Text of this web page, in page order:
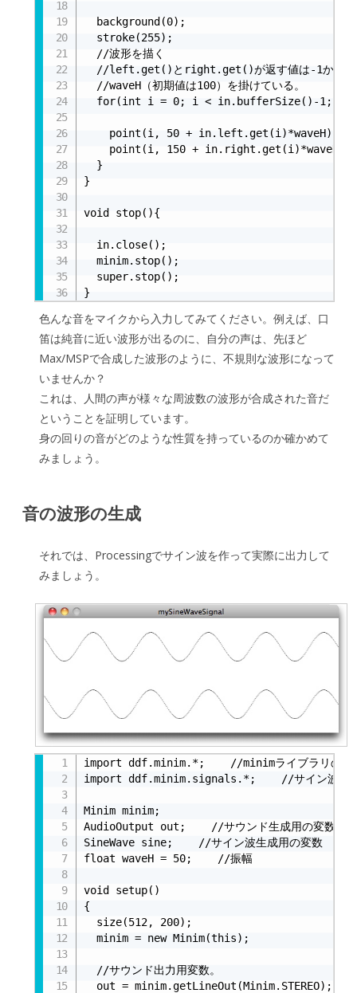
  background(0);
  stroke(255);
  //波形を描く
//left.get()とright.get()が返す値は-1から+1
  //waveH（初期値は100）を掛けている。
for(int i = 0; i < in.bufferSize()-1;
    point(i, 50 + in.left.get(i)*waveH);	//左の音声の波形を画面上に描く
    point(i, 150 + in.right.get(i)*waveH);	//右　　〃
  }
}
void stop(){
  in.close();
  minim.stop();
  super.stop();
}
色んな音をマイクから入力してみてください。例えば、口
笛は純音に近い波形が出るのに、自分の声は、先ほど
Max/MSPで合成した波形のように、不規則な波形になって
いませんか？
これは、人間の声が様々な周波数の波形が合成された音だ
ということを証明しています。
身の回りの音がどのような性質を持っているのか確かめて
みましょう。
音の波形の生成
それでは、Processingでサイン波を作って実際に出力して
みましょう。
import ddf.minim.*;    //minimライブラリのイ
import ddf.minim.signals.*;    //サイン波を発生
Minim minim;
AudioOutput out;    //サウンド生成用の変数
SineWave sine;    //サイン波生成用の変数
float waveH = 50;    //振幅
void setup()
{
  size(512, 200);
  minim = new Minim(this);
  //サウンド出力用変数。
  out = minim.getLineOut(Minim.STEREO);